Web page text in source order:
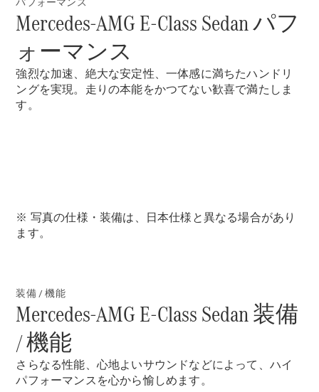
All Compact
A-Class
Coupé
All Coupé
CLE Coupé
Mercedes-
AMG GT
Coupé
Mercedes-AMG E-Class Sedan パフ
ォーマンス
強烈な加速、絶大な安定性、一体感に満ちたハンドリ
ングを実現。走りの本能をかつてない歓喜で満たしま
す。
※ 写真の仕様・装備は、日本仕様と異なる場合があり
ます。
装備 / 機能
Mercedes-AMG E-Class Sedan 装備
/ 機能
さらなる性能、心地よいサウンドなどによって、ハイ
パフォーマンスを心から愉しめます。